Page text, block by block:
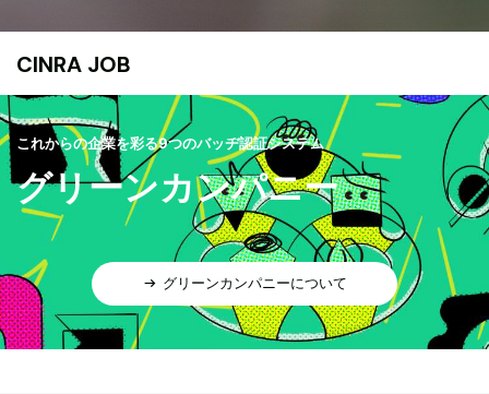
CINRA JOB
これからの企業を彩る9つのバッヂ認証システム
グリーンカンパニー
グリーンカンパニーについて